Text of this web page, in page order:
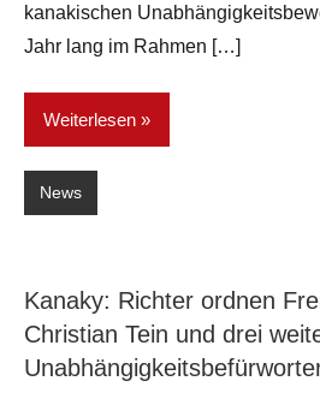
kanakischen
Jahr lang im Rahmen […]
Weiterlesen
News
Kanaky: Richter ordnen
Christian Tein und drei